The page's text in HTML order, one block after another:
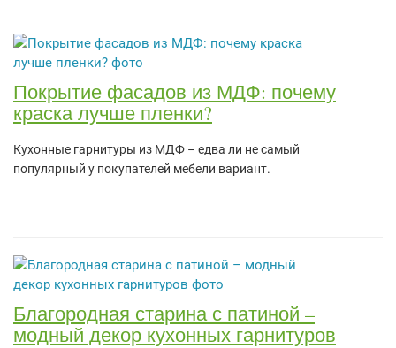
Покрытие фасадов из МДФ: почему
краска лучше пленки?
Кухонные гарнитуры из МДФ – едва ли не самый
популярный у покупателей мебели вариант.
Благородная старина с патиной –
модный декор кухонных гарнитуров